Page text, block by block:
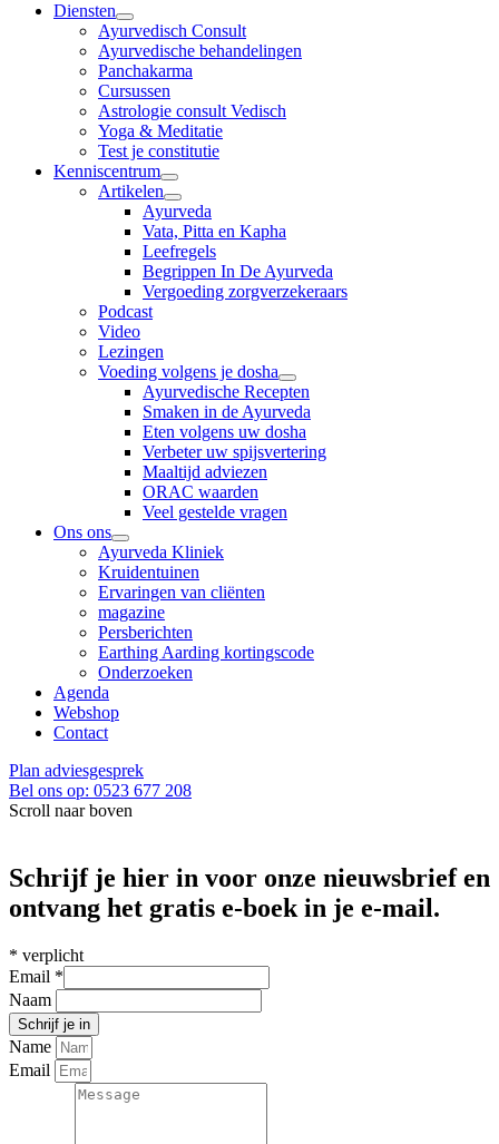
Diensten
Ayurvedisch Consult
Ayurvedische behandelingen
Panchakarma
Cursussen
Astrologie consult Vedisch
Yoga & Meditatie
Test je constitutie
Kenniscentrum
Artikelen
Ayurveda
Vata, Pitta en Kapha
Leefregels
Begrippen In De Ayurveda
Vergoeding zorgverzekeraars
Podcast
Video
Lezingen
Voeding volgens je dosha
Ayurvedische Recepten
Smaken in de Ayurveda
Eten volgens uw dosha
Verbeter uw spijsvertering
Maaltijd adviezen
ORAC waarden
Veel gestelde vragen
Ons ons
Ayurveda Kliniek
Kruidentuinen
Ervaringen van cliënten
magazine
Persberichten
Earthing Aarding kortingscode
Onderzoeken
Agenda
Webshop
Contact
Plan adviesgesprek
Bel ons op: 0523 677 208
Scroll naar boven
Schrijf je hier in voor onze nieuwsbrief en
ontvang het gratis e-boek in je e-mail.
* verplicht
Email *
Naam
Name
Email